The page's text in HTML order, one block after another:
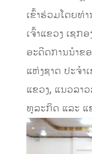
ເຂົ້າຮ່ວມໂດຍທ່
ເຈົ້າແຂວງ ເຊກ
ອະດີດການນຳຂ
ແຫ່ງຊາດ ປະຈໍາ
ແຂວງ, ແນວລາ
ທຸລະກິດ ແລະ ແ